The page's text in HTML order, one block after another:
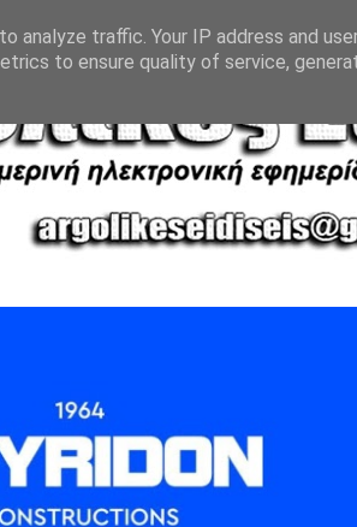
analyze traffic. Your IP address and
to ensure quality of service,